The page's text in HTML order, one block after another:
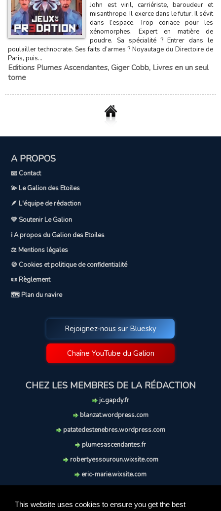
This website uses cookies to ensure you get the best
John est viril, carriériste, baroudeur et
misanthrope. Il exerce dans le futur. Il sévit
dans l’espace. Trop coriace pour les
xénomorphes. Expert en matière de
poudre. Sa spécialité ? Entrer dans le
poulailler technocrate. Ses faits d’armes ? Noyautage du Directoire de
Paris, puis...
Editions Plumes Ascendantes, Giger Cobb, Livres en un seul
tome
A PROPOS
📧 Contact
💫 Le Galion des Etoiles
🪶 L'équipe de rédaction
💛 Soutenir Le Galion
ℹ️ A propos du Galion des Etoiles
⚖️ Mentions légales
🍪 Cookies et politique de confidentialité
📜 Règlement
🗺️ Plan du navire
Rejoignez-nous sur Bluesky
Chaîne YouTube du Galion
CHEZ LES MEMBRES DE LA RÉDACTION
jc.gapdy.fr
blanzat.wordpress.com
patatedestenebres.wordpress.com
plumesascendantes.fr
robertyessouroun.wixsite.com
eric-marie.wixsite.com
soufflereve.blogspot.com